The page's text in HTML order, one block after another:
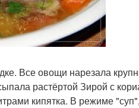
Все овощи нарезала
растёртой Зирой с
кипятка. В режиме